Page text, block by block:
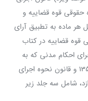
حقوقی قوه قضاییه و
هر ماده به تطبیق آرای
قوه قضاییه در کتاب
احکام مدنی که به
تفسیر قانون اجرای احکام مدنی مصوب 1356 و قانون نحوه اجرای
مصوب 1394 می‌پردازد، شامل سه جلد زیر